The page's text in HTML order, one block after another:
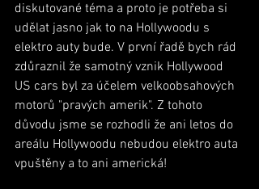
diskutované téma a proto je potřeba si
udělat jasno jak to na Hollywoodu s
elektro auty bude. V první řadě bych rád
zdůraznil že samotný vznik Hollywood
US cars byl za účelem velkoobsahových
motorů "pravých amerik". Z tohoto
důvodu jsme se rozhodli že ani letos do
areálu Hollywoodu nebudou elektro auta
vpuštěny a to ani americká!